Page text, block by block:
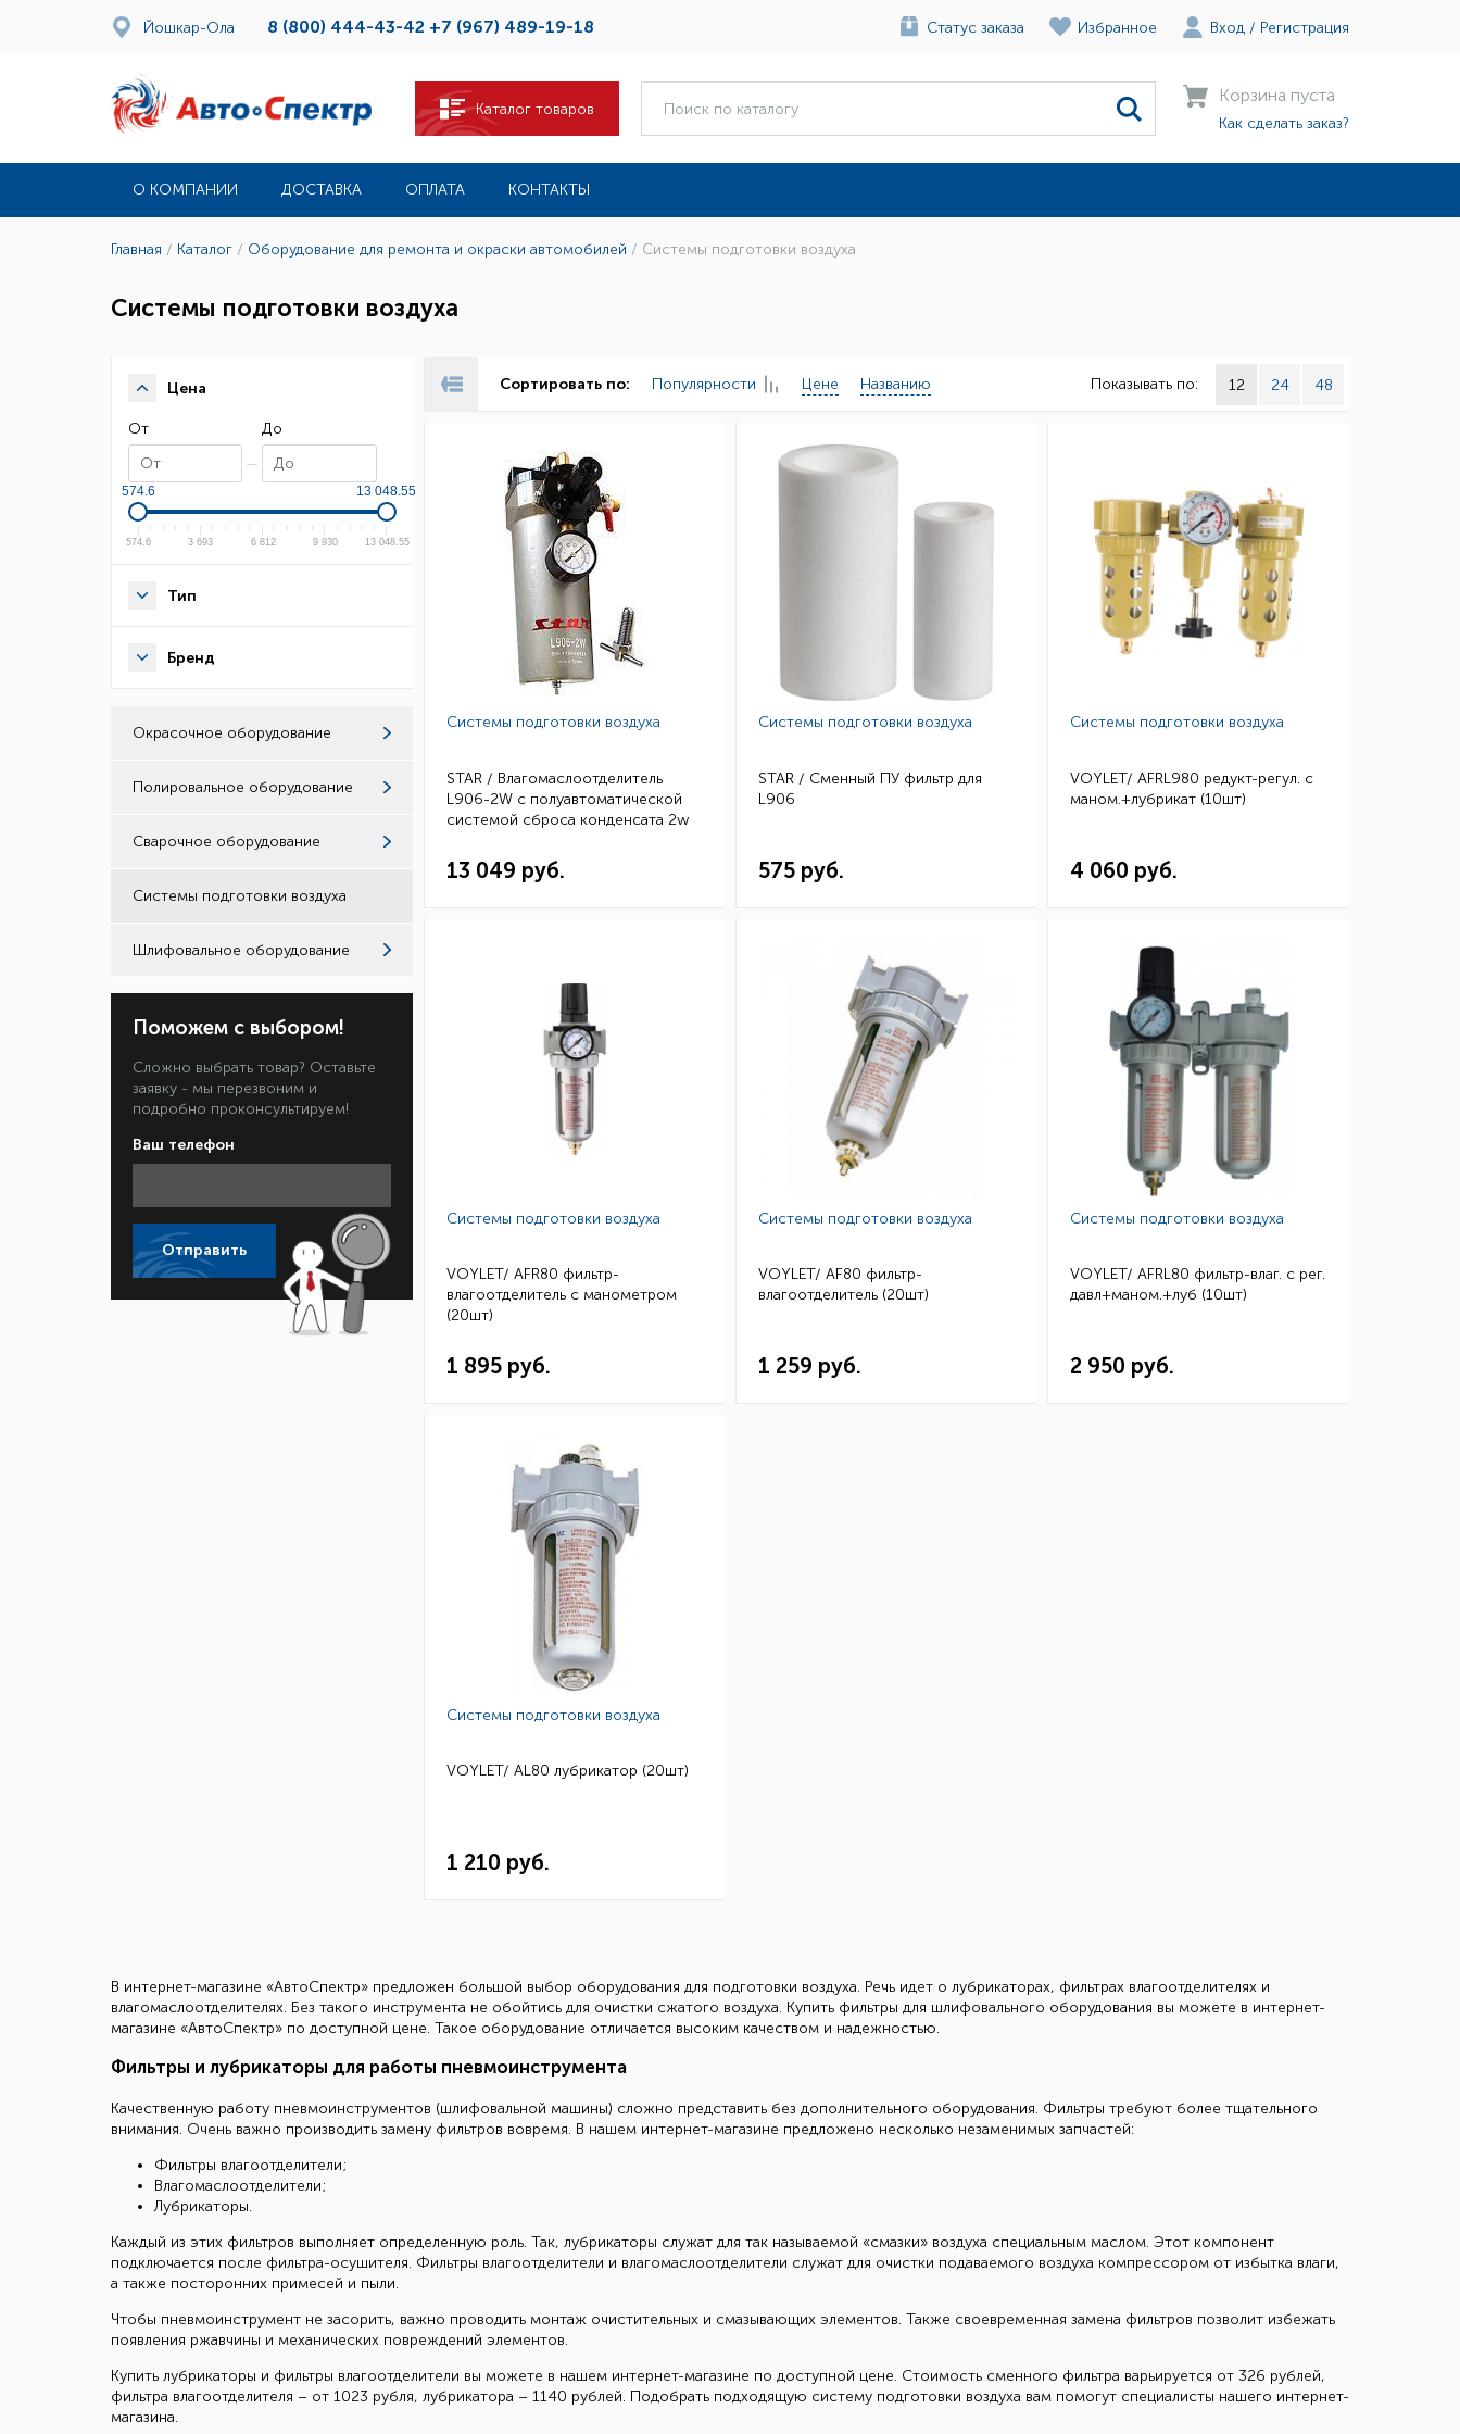
Йошкар-Ола 8 (800) 444-43-42 +7 (967) 489-19-18 Статус заказа Избранное Вход / Регистрация
Каталог товаров
Корзина пуста
Как сделать заказ?
О КОМПАНИИ ДОСТАВКА ОПЛАТА КОНТАКТЫ
Главная / Каталог / Оборудование для ремонта и окраски автомобилей / Системы подготовки воздуха
Системы подготовки воздуха
Цена
От До
574.6 13 048.55
574.6 3 693 6 812 9 930 13 048.55
Тип
Бренд
Окрасочное оборудование
Полировальное оборудование
Сварочное оборудование
Системы подготовки воздуха
Шлифовальное оборудование
Поможем с выбором!
Сложно выбрать товар? Оставьте
заявку - мы перезвоним и
подробно проконсультируем!
Ваш телефон
Отправить
Сортировать по: Популярности Цене Названию Показывать по: 12 24 48
Системы подготовки воздуха
STAR / Влагомаслоотделитель
L906-2W с полуавтоматической
системой сброса конденсата 2w
13 049 руб.
Системы подготовки воздуха
STAR / Сменный ПУ фильтр для
L906
575 руб.
Системы подготовки воздуха
VOYLET/ AFRL980 редукт-регул. с
маном.+лубрикат (10шт)
4 060 руб.
Системы подготовки воздуха
VOYLET/ AFR80 фильтр-
влагоотделитель c манометром
(20шт)
1 895 руб.
Системы подготовки воздуха
VOYLET/ AF80 фильтр-
влагоотделитель (20шт)
1 259 руб.
Системы подготовки воздуха
VOYLET/ AFRL80 фильтр-влаг. c рег.
давл+маном.+луб (10шт)
2 950 руб.
Системы подготовки воздуха
VOYLET/ AL80 лубрикатор (20шт)
1 210 руб.
В интернет-магазине «АвтоСпектр» предложен большой выбор оборудования для подготовки воздуха. Речь идет о лубрикаторах, фильтрах влагоотделителях и
влагомаслоотделителях. Без такого инструмента не обойтись для очистки сжатого воздуха. Купить фильтры для шлифовального оборудования вы можете в интернет-
магазине «АвтоСпектр» по доступной цене. Такое оборудование отличается высоким качеством и надежностью.
Фильтры и лубрикаторы для работы пневмоинструмента
Качественную работу пневмоинструментов (шлифовальной машины) сложно представить без дополнительного оборудования. Фильтры требуют более тщательного
внимания. Очень важно производить замену фильтров вовремя. В нашем интернет-магазине предложено несколько незаменимых запчастей:
Фильтры влагоотделители;
Влагомаслоотделители;
Лубрикаторы.
Каждый из этих фильтров выполняет определенную роль. Так, лубрикаторы служат для так называемой «смазки» воздуха специальным маслом. Этот компонент
подключается после фильтра-осушителя. Фильтры влагоотделители и влагомаслоотделители служат для очистки подаваемого воздуха компрессором от избытка влаги,
а также посторонних примесей и пыли.
Чтобы пневмоинструмент не засорить, важно проводить монтаж очистительных и смазывающих элементов. Также своевременная замена фильтров позволит избежать
появления ржавчины и механических повреждений элементов.
Купить лубрикаторы и фильтры влагоотделители вы можете в нашем интернет-магазине по доступной цене. Стоимость сменного фильтра варьируется от 326 рублей,
фильтра влагоотделителя – от 1023 рубля, лубрикатора – 1140 рублей. Подобрать подходящую систему подготовки воздуха вам помогут специалисты нашего интернет-
магазина.